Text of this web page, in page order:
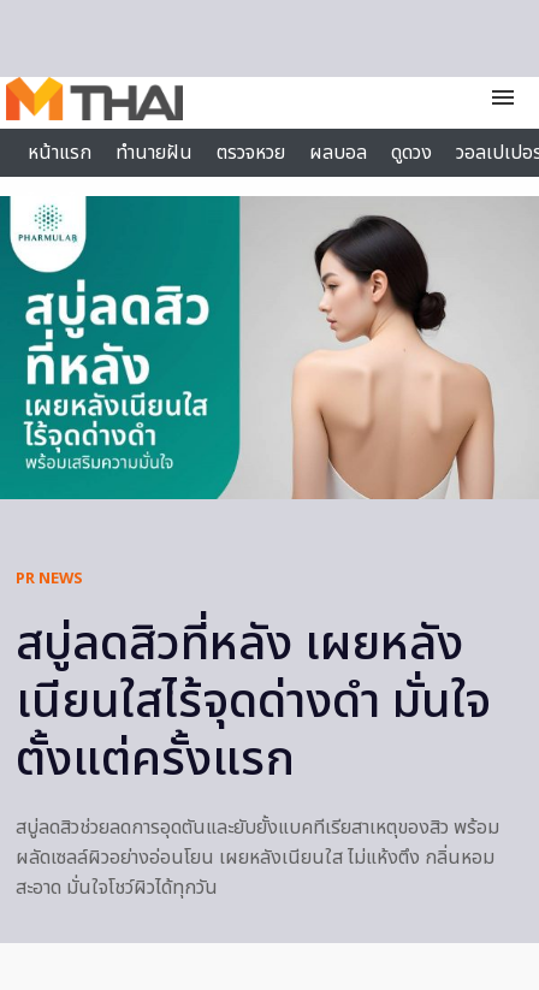
menu
หน้าแรก
ทำนายฝัน ตรวจหวย ผลบอล ดูดวง
วอลเปเป
ไลฟ์สไตล์
PR NEWS
สบู่ลดสิวที่หลัง เผยหลัง
เนียนใสไร้จุดด่างดำ มั่นใจ
ตั้งแต่ครั้งแรก
สบู่ลดสิวช่วยลดการอุดตันและยับยั้งแบคทีเรียสาเหตุของสิว พร้อม
ผลัดเซลล์ผิวอย่างอ่อนโยน เผยหลังเนียนใส ไม่แห้งตึง กลิ่นหอม
สะอาด มั่นใจโชว์ผิวได้ทุกวัน